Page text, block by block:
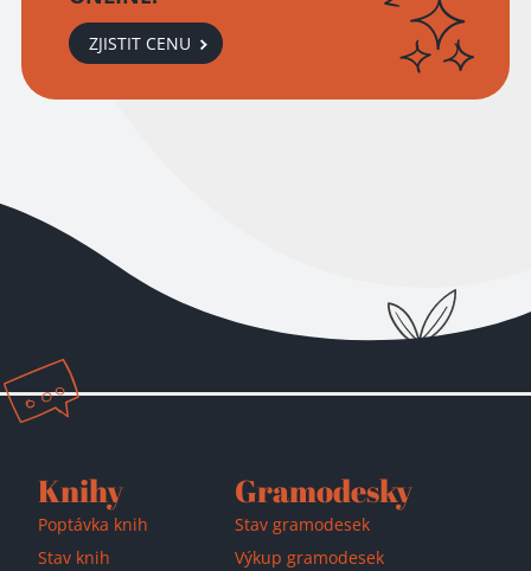
ZJISTIT CENU
Knihy
Poptávka knih
Stav knih
Gramodesky
Stav gramodesek
Výkup gramodesek